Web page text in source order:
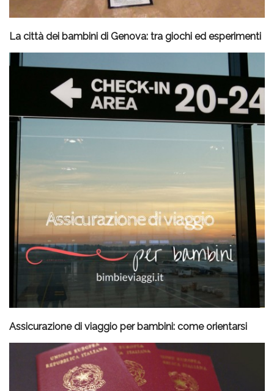
La città dei bambini di Genova: tra giochi ed esperimenti
Assicurazione di viaggio per bambini: come orientarsi